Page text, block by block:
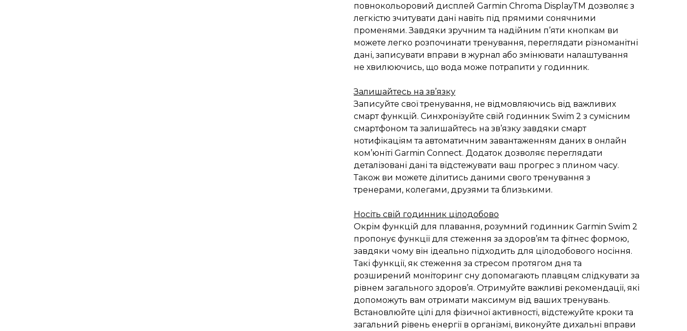
повнокольоровий дисплей Garmin Chroma DisplayTM дозволяє з
легкістю зчитувати дані навіть під прямими сонячними
променями. Завдяки зручним та надійним п’яти кнопкам ви
можете легко розпочинати тренування, переглядати різноманітні
дані, записувати вправи в журнал або змінювати налаштування
не хвилюючись, що вода може потрапити у годинник.
Залишайтесь на зв’язку
Записуйте свої тренування, не відмовляючись від важливих
смарт функцій. Синхронізуйте свій годинник Swim 2 з сумісним
смартфоном та залишайтесь на зв’язку завдяки смарт
нотифікаціям та автоматичним завантаженням даних в онлайн
ком’юніті Garmin Connect. Додаток дозволяє переглядати
деталізовані дані та відстежувати ваш прогрес з плином часу.
Також ви можете ділитись даними свого тренування з
тренерами, колегами, друзями та близькими.
Носіть свій годинник цілодобово
Окрім функцій для плавання, розумний годинник Garmin Swim 2
пропонує функції для стеження за здоров’ям та фітнес формою,
завдяки чому він ідеально підходить для цілодобового носіння.
Такі функції, як стеження за стресом протягом дня та
розширений моніторинг сну допомагають плавцям слідкувати за
рівнем загального здоров’я. Отримуйте важливі рекомендації, які
допоможуть вам отримати максимум від ваших тренувань.
Встановлюйте цілі для фізичної активності, відстежуйте кроки та
загальний рівень енергії в організмі, виконуйте дихальні вправи